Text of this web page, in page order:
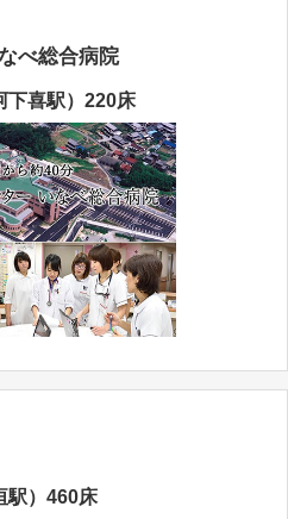
べ総合病院
下喜駅）220床
駅）460床